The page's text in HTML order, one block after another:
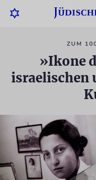
ZUM
»Ikone
israelischen